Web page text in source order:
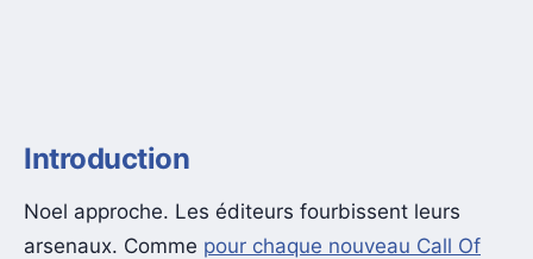
Introduction
Noel approche. Les éditeurs fourbissent leurs
arsenaux. Comme pour chaque nouveau Call Of